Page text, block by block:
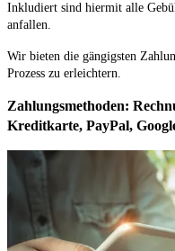
Inkludiert sind hiermit alle
anfallen.
Wir bieten die gängigsten
Prozess zu erleichtern.
Zahlungsmethoden:
Kreditkarte, PayPal,